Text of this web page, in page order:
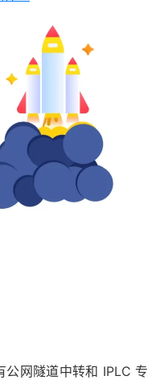
网隧道中转和 IPLC 专